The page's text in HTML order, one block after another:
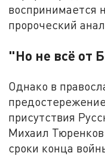
воспринимается
пророческий
"Но не всё от
Однако в
присутствия
Михаил
сроки конца